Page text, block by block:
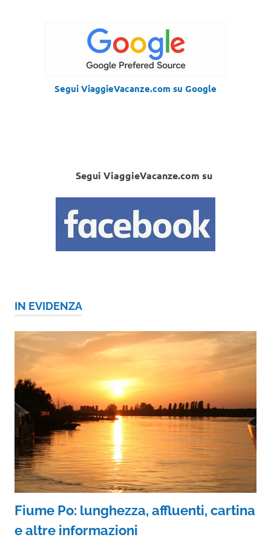
Segui ViaggieVacanze.com su Google
Segui ViaggieVacanze.com su
IN EVIDENZA
Fiume Po: lunghezza, affluenti, cartina
e altre informazioni